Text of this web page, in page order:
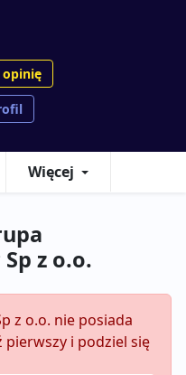
opinię
Więcej
z o.o.
z o.o. nie posiada
pierwszy i podziel się